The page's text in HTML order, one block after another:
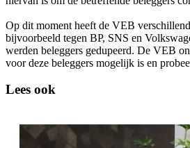
Op dit moment heeft de VEB
bijvoorbeeld tegen BP, SNS en
werden beleggers gedupeerd. De VEB
voor deze beleggers mogelijk is en
Lees ook